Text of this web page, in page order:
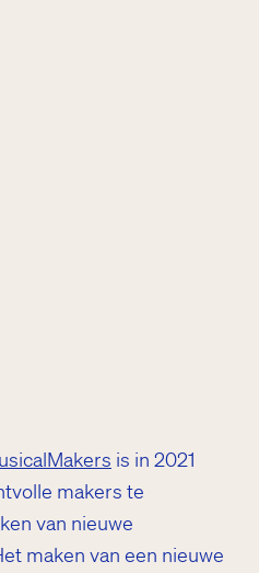
is in 2021
makers te
van nieuwe
maken van een nieuwe